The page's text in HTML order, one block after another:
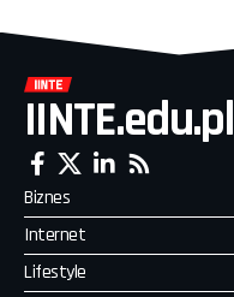
IINTE.edu.pl
Biznes
Internet
Lifestyle